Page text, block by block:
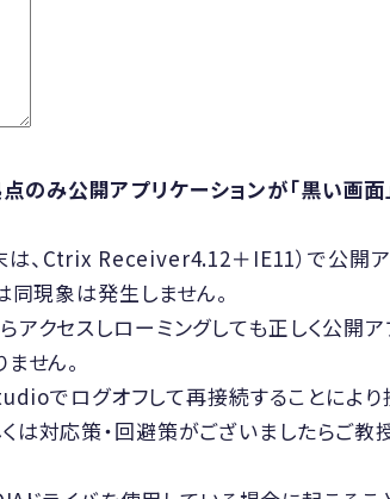
み公開アプリケーションが「黒い画面
Ctrix Receiver4.12＋IE11）で公開アプ
同現象は発生しません。
アクセスしローミングしても正しく公
せん。
でログオフして再接続することにより
対応策・回避策がございましたらご教授